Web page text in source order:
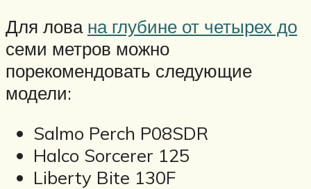
Для лова на глубине от четырех до
семи метров можно
порекомендовать следующие
модели:
Salmo Perch P08SDR
Halco Sorcerer 125
Liberty Bite 130F